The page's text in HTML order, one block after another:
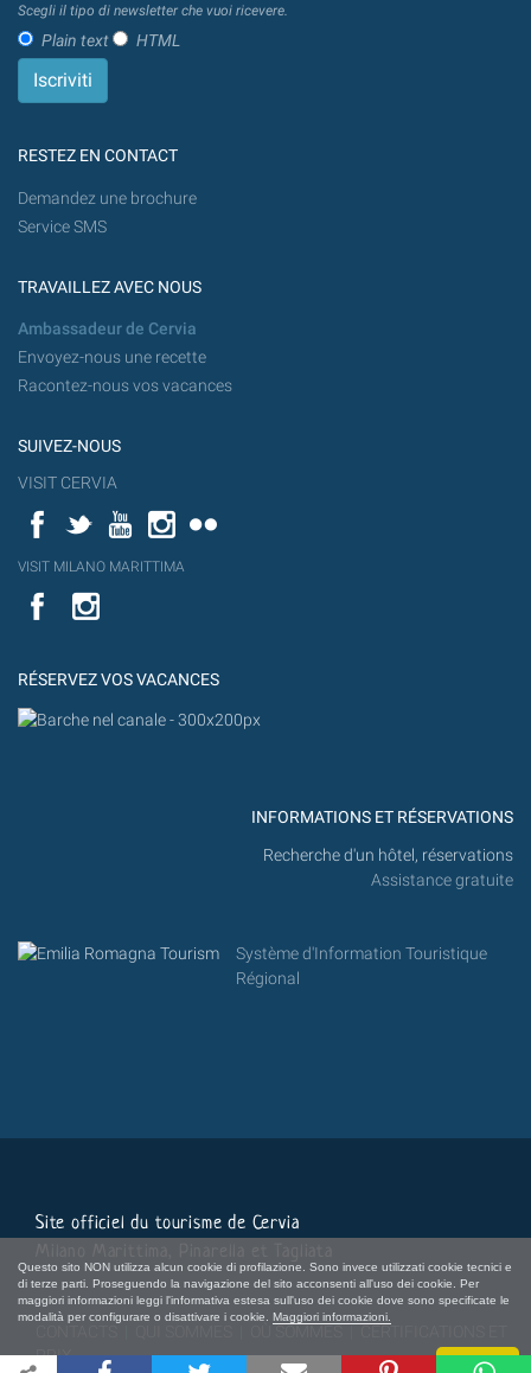
Questo sito NON utilizza alcun cookie di profilazione. Sono invece utilizzati cookie tecnici e
di terze parti. Proseguendo la navigazione del sito acconsenti all'uso dei cookie. Per
maggiori informazioni leggi l'informativa estesa sull'uso dei cookie dove sono specificate le
modalità per configurare o disattivare i cookie. Maggiori informazioni.
Chiudi
Scegli il tipo di newsletter che vuoi ricevere.
Plain text HTML
RESTEZ EN CONTACT
Demandez une brochure
Service SMS
TRAVAILLEZ AVEC NOUS
Ambassadeur de Cervia
Envoyez-nous une recette
Racontez-nous vos vacances
SUIVEZ-NOUS
VISIT CERVIA
FacebookTwitterYouTubeInstagram
YouT
VISIT MILANO MARITTIMA
Flick
VISIT
MILANO
YouTube
RÉSERVEZ VOS VACANCES
INFORMATIONS ET RÉSERVATIONS
Recherche d'un hôtel, réservations
Assistance gratuite
Système d'Information Touristique
Régional
Site officiel du tourisme de Cervia
PRIX